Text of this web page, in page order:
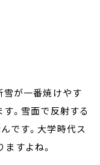
雪が一番焼けやす
。雪面で反射する
です。大学時代ス
すよね。